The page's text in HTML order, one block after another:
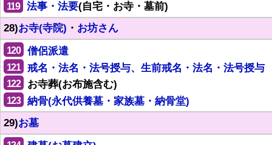
119 法事・法要(自宅・お寺・墓前)
28)お寺(寺院) ・ お坊さん
120 僧侶派遣
121 戒名・法名・法号授与、生前戒名・法名・法号授与
122 お寺葬(お布施含む)
123
納骨(永代供養墓・家族墓・納骨堂)
29)お墓